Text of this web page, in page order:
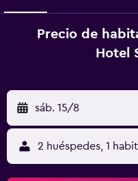
Precio de
Hotel
sáb. 15/8
2 huéspedes, 1